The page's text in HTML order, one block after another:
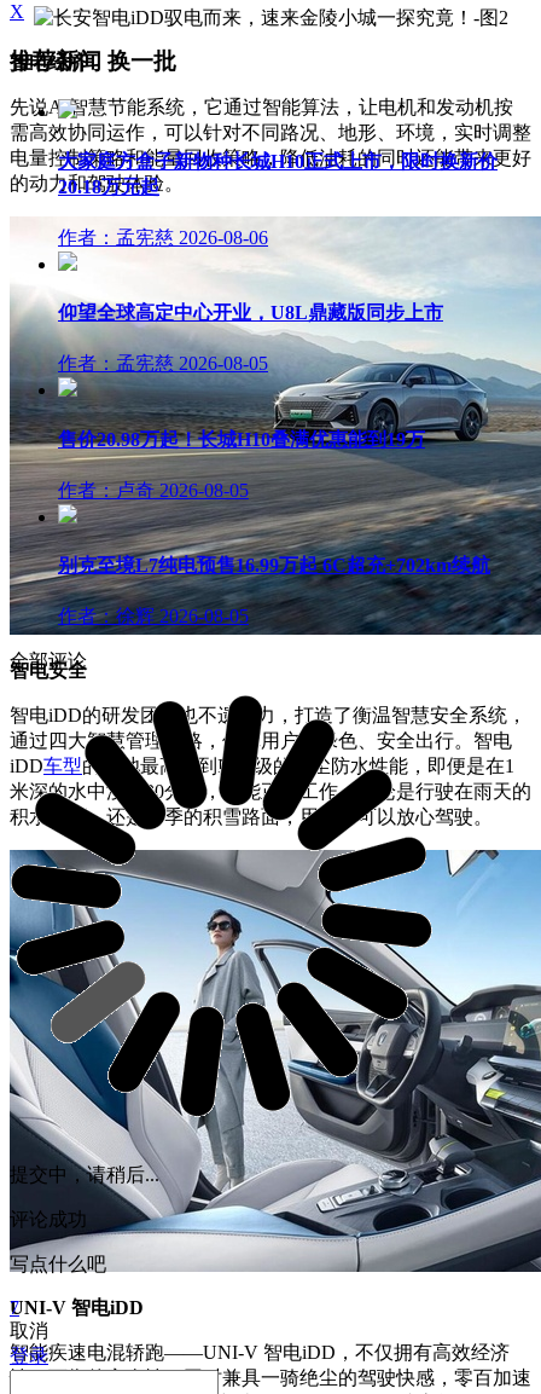
智电经济
先说AI智慧节能系统，它通过智能算法，让电机和发动机按
需高效协同运作，可以针对不同路况、地形、环境，实时调整
电量控制策略和能量回收策略，降低油耗的同时还能带来更好
的动力和驾驶体验。
智电安全
智电iDD的研发团队也不遗余力，打造了衡温智慧安全系统，
通过四大智慧管理策略，保障用户的绿色、安全出行。智电
iDD车型的电池最高达到IP68级的防尘防水性能，即便是在1
米深的水中浸泡30分钟，仍能正常工作，不论是行驶在雨天的
积水路面，还是冬季的积雪路面，用户都可以放心驾驶。
UNI-V 智电iDD
智能疾速电混轿跑——UNI-V 智电iDD，不仅拥有高效经济
性、可靠的安全性，同时兼具一骑绝尘的驾驶快感，零百加速
X
推荐新闻 换一批
大家庭方盒子新物种长城H10正式上市，限时换新价
20.18万元起
作者：孟宪慈 2026-08-06
仰望全球高定中心开业，U8L鼎藏版同步上市
作者：孟宪慈 2026-08-05
售价20.98万起！长城H10叠满优惠能到19万
作者：卢奇 2026-08-05
别克至境L7纯电预售16.99万起 6C超充+702km续航
作者：徐辉 2026-08-05
全部评论
提交中，请稍后...
评论成功
写点什么吧
7
取消
登录